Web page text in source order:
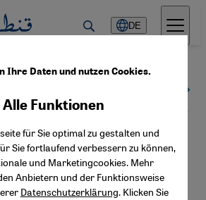
DE
Ihre Daten und nutzen Cookies.
Alle Funktionen
für Sie optimal zu gestalten und
Sie fortlaufend verbessern zu können,
und Marketingcookies. Mehr
Anbietern und der Funktionsweise
Datenschutzerklärung. Klicken Sie